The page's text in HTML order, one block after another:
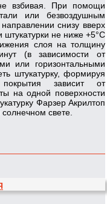
взбивая. При помощи
или безвоздушным
снизу вверх
штукатурки не ниже +5°С
слоя на толщину
(в зависимости от
или горизонтальными
штукатурку, формируя
зависит от
на одной поверхности
Фарзер Акрилтоп
свете.